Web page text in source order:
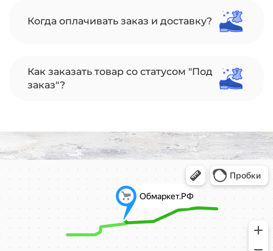
Когда оплачивать заказ и доставку?
Как заказать товар со статусом "Под
заказ"?